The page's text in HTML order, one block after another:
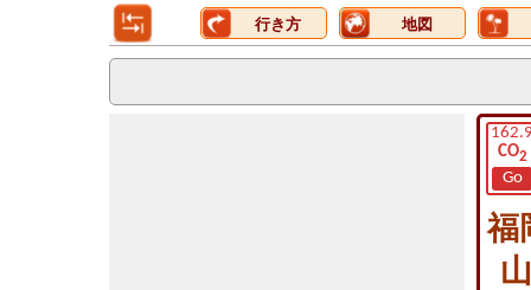
行き方 地図
CO2
Go
福